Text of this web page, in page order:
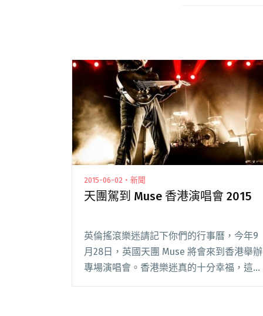
2015-06-02・新聞
天團駕到 Muse 香港演唱會 2015
英倫搖滾樂迷請記下你們的行事曆，今年9
月28日，英國天團 Muse 將會來到香港舉辦
專場演唱會。香港樂迷真的十分幸福，這次
已經是 Muse 第3次來香港舉辦演唱會，樂